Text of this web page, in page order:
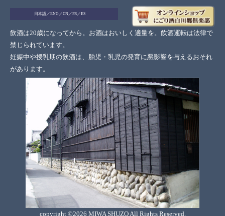
日本語／ENG／CN／FR／ES
飲酒は20歳になってから。お酒はおいしく適量を。飲酒運転は法律で
禁じられています。
妊娠中や授乳期の飲酒は、胎児・乳児の発育に悪影響を与えるおそれ
があります。
copyright ©2026 MIWA SHUZO All Rights Reserved.